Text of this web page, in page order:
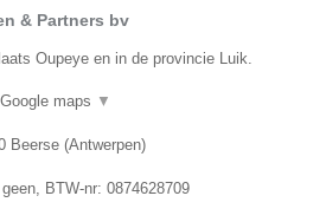
& Partners bv
Oupeye en in de provincie Luik.
Google maps ▼
Beerse (Antwerpen)
geen, BTW-nr: 0874628709